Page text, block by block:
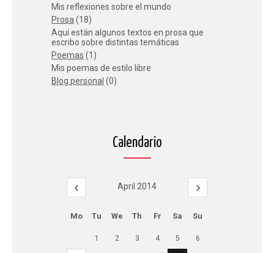
Mis reflexiones sobre el mundo
Prosa (18)
Aquí están algunos textos en prosa que
escribo sobre distintas temáticas
Poemas (1)
Mis poemas de estilo libre
Blog personal (0)
Calendario
April 2014
Mo Tu We Th Fr Sa Su
1 2 3 4 5 6